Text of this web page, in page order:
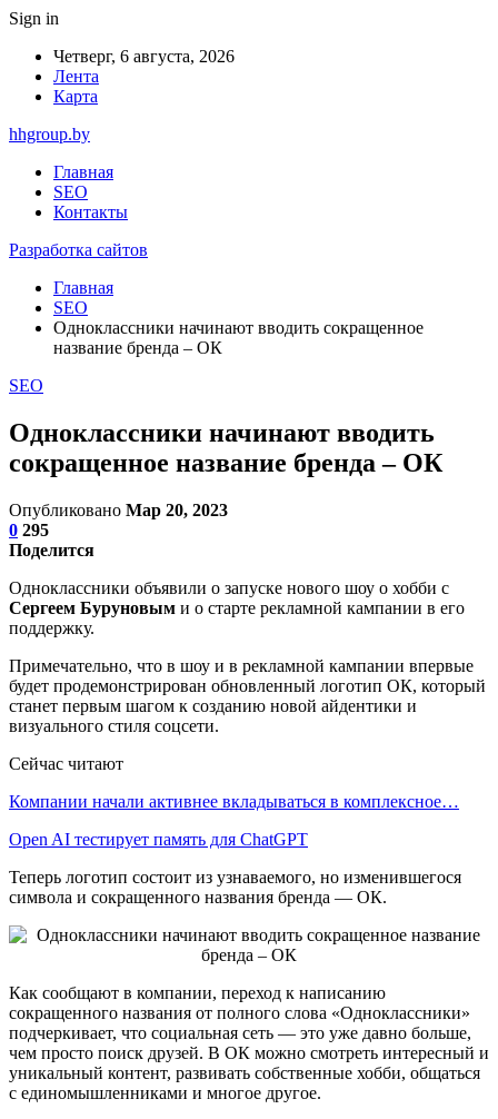
Sign in
Четверг, 6 августа, 2026
Лента
Карта
hhgroup.by
Главная
SEO
Контакты
Разработка сайтов
Главная
SEO
Одноклассники начинают вводить сокращенное
название бренда – ОК
SEO
Одноклассники начинают вводить
сокращенное название бренда – ОК
Опубликовано Мар 20, 2023
0 295
Поделится
Одноклассники объявили о запуске нового шоу о хобби с
Сергеем Буруновым и о старте рекламной кампании в его
поддержку.
Примечательно, что в шоу и в рекламной кампании впервые
будет продемонстрирован обновленный логотип ОК, который
станет первым шагом к созданию новой айдентики и
визуального стиля соцсети.
Сейчас читают
Компании начали активнее вкладываться в комплексное…
Open AI тестирует память для ChatGPT
Теперь логотип состоит из узнаваемого, но изменившегося
символа и сокращенного названия бренда — ОК.
Как сообщают в компании, переход к написанию
сокращенного названия от полного слова «Одноклассники»
подчеркивает, что социальная сеть — это уже давно больше,
чем просто поиск друзей. В ОК можно смотреть интересный и
уникальный контент, развивать собственные хобби, общаться
с единомышленниками и многое другое.